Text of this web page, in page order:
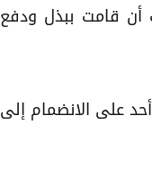
أن قامت ببذل ودفع
على الانضمام إلى